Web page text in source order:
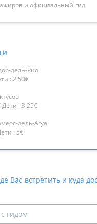
и официальный гид
дель-Рио
: 2.50€
: 3.25€
дель-Агуа
: 5€
Вас встретить и куда